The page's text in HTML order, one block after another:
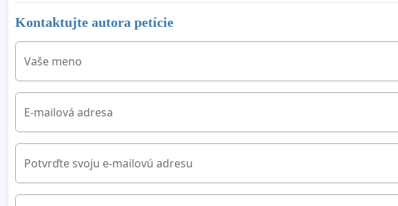
Kontaktujte autora petície
Vaše meno
E-mailová adresa
Potvrďte svoju e-mailovú adresu